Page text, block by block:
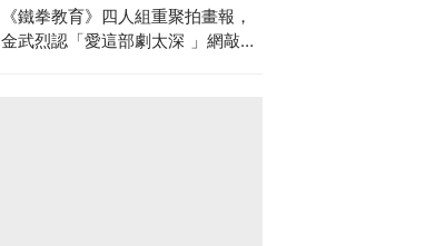
《鐵拳教育》四人組重聚拍畫報，
金武烈認「愛這部劇太深 」網敲：